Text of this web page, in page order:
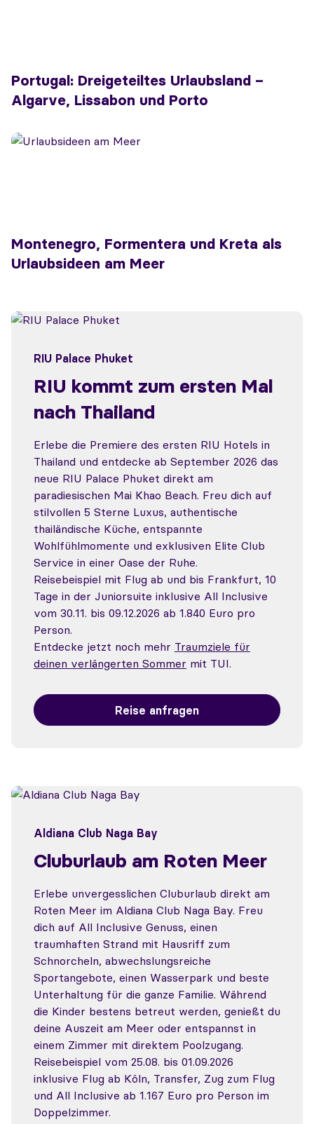
Portugal: Dreigeteiltes Urlaubsland –
Algarve, Lissabon und Porto
Montenegro, Formentera und Kreta als
Urlaubsideen am Meer
RIU Palace Phuket
RIU kommt zum ersten Mal
nach Thailand
Erlebe die Premiere des ersten RIU Hotels in
Thailand und entdecke ab September 2026 das
neue RIU Palace Phuket direkt am
paradiesischen Mai Khao Beach. Freu dich auf
stilvollen 5 Sterne Luxus, authentische
thailändische Küche, entspannte
Wohlfühlmomente und exklusiven Elite Club
Service in einer Oase der Ruhe.
Reisebeispiel mit Flug ab und bis Frankfurt, 10
Tage in der Juniorsuite inklusive All Inclusive
vom 30.11. bis 09.12.2026 ab 1.840 Euro pro
Person.
Entdecke jetzt noch mehr Traumziele für
deinen verlängerten Sommer mit TUI.
Reise anfragen
Aldiana Club Naga Bay
Cluburlaub am Roten Meer
Erlebe unvergesslichen Cluburlaub direkt am
Roten Meer im Aldiana Club Naga Bay. Freu
dich auf All Inclusive Genuss, einen
traumhaften Strand mit Hausriff zum
Schnorcheln, abwechslungsreiche
Sportangebote, einen Wasserpark und beste
Unterhaltung für die ganze Familie. Während
die Kinder bestens betreut werden, genießt du
deine Auszeit am Meer oder entspannst in
einem Zimmer mit direktem Poolzugang.
Reisebeispiel vom 25.08. bis 01.09.2026
inklusive Flug ab Köln, Transfer, Zug zum Flug
und All Inclusive ab 1.167 Euro pro Person im
Doppelzimmer.